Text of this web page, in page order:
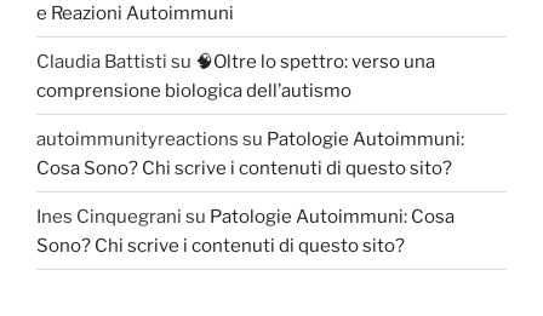
e Reazioni Autoimmuni
Claudia Battisti su 🧠Oltre lo spettro: verso una
comprensione biologica dell’autismo
autoimmunityreactions su Patologie Autoimmuni:
Cosa Sono? Chi scrive i contenuti di questo sito?
Ines Cinquegrani su Patologie Autoimmuni: Cosa
Sono? Chi scrive i contenuti di questo sito?